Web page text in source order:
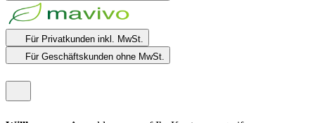
Für Privatkunden inkl. MwSt.
Für Geschäftskunden ohne MwSt.